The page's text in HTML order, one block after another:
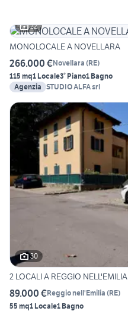
22
MONOLOCALE A NOVELLARA
266.000 €Novellara (RE)
115 mq1 Locale3° Piano1 Bagno
Agenzia STUDIO ALFA srl
30
2 LOCALI A REGGIO NELL'EMILIA
89.000 €Reggio nell'Emilia (RE)
55 mq1 Locale1 Bagno